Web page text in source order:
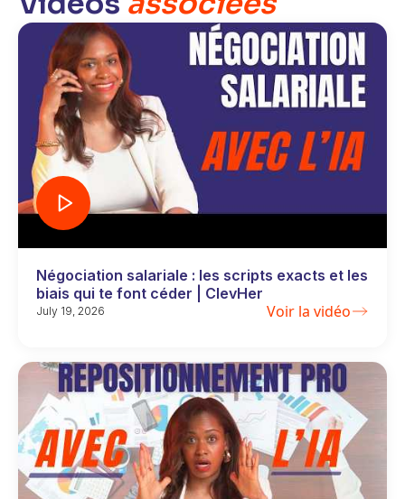
Négociation salariale : les scripts exacts et les
biais qui te font céder | ClevHer
July 19, 2026 Voir la vidéo